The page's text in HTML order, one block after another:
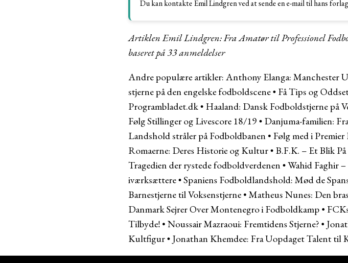
Du kan kontakte Emil Lindgren ved at sende en e-mail til hans
Artiklen Emil Lindgren: Fra Amatør til Professionel
baseret på33anmeldelser
Andre populære artikler:Anthony Elanga: Manchester
stjerne på den engelske fodboldscene• Få Tips og
Programbladet.dk• Haaland: Dansk Fodboldstjerne på
Følg Stillinger og Livescore 18/19 • Danjuma-familien:
Landshold stråler på Fodboldbanen • Følg med i
Romaerne: Deres Historie og Kultur• B.F.K. – Et Blik
Tragedien der rystede fodboldverdenen •Wahid Faghir
iværksættere•Spaniens Fodboldlandshold: Mød de
Barnestjerne til Voksenstjerne•Matheus Nunes: Den
Danmark Sejrer Over Montenegro i Fodboldkamp •
Tilbyde! •Noussair Mazraoui: Fremtidens Stjerne? •
Kultfigur• Jonathan Khemdee: Fra Uopdaget Talent til